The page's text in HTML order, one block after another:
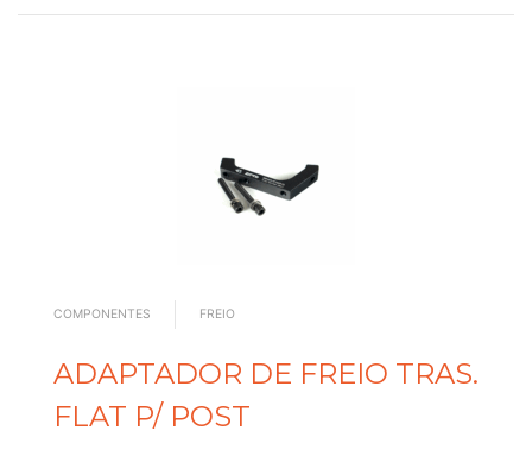
COMPONENTES FREIO
ADAPTADOR DE FREIO TRAS.
FLAT P/ POST